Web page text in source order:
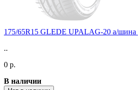
175/65R15 GLEDE UPALAG-20 а/шина
..
0 р.
В наличии